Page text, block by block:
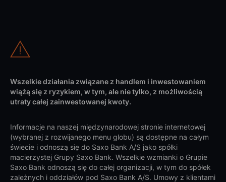
Wszelkie działania związane z handlem i inwestowaniem
wiążą się z ryzykiem, w tym, ale nie tylko, z możliwością
utraty całej zainwestowanej kwoty.
Informacje na naszej międzynarodowej stronie internetowej
(wybranej z rozwijanego menu globu) są dostępne na całym
świecie i odnoszą się do Saxo Bank A/S jako spółki
macierzystej Grupy Saxo Bank. Wszelkie wzmianki o Grupie
Saxo Bank odnoszą się do całej organizacji, w tym do spółek
zależnych i oddziałów pod Saxo Bank A/S. Umowy z klientami